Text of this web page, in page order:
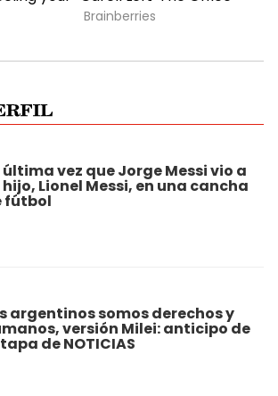
última vez que Jorge Messi vio a
hijo, Lionel Messi, en una cancha
fútbol
argentinos somos derechos y
versión Milei: anticipo de
de NOTICIAS